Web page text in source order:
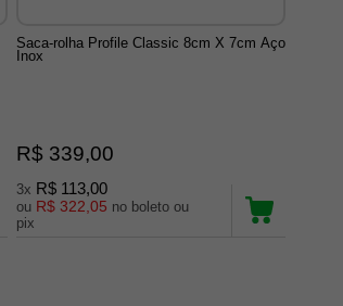
Saca-rolha Profile Classic 8cm X 7cm Aço
Inox
R$ 339,00
3x R$ 113,00
ou R$ 322,05 no boleto ou
pix